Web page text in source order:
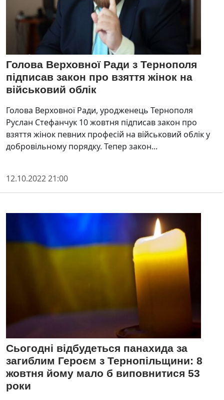
Голова Верховної Ради з Тернополя
підписав закон про взяття жінок на
військовий облік
Голова Верховної Ради, уродженець Тернополя
Руслан Стефанчук 10 жовтня підписав закон про
взяття жінок певних професій на військовий облік у
добровільному порядку. Тепер закон...
12.10.2022 21:00
Сьогодні відбудеться панахида за
загиблим Героєм з Тернопільщини: 8
жовтня йому мало б виповнитися 53
роки